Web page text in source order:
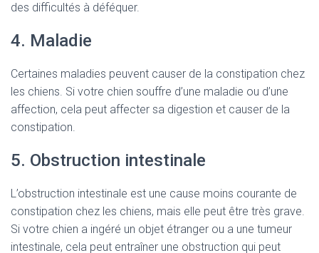
des difficultés à déféquer.
4. Maladie
Certaines maladies peuvent causer de la constipation chez
les chiens. Si votre chien souffre d’une maladie ou d’une
affection, cela peut affecter sa digestion et causer de la
constipation.
5. Obstruction intestinale
L’obstruction intestinale est une cause moins courante de
constipation chez les chiens, mais elle peut être très grave.
Si votre chien a ingéré un objet étranger ou a une tumeur
intestinale, cela peut entraîner une obstruction qui peut